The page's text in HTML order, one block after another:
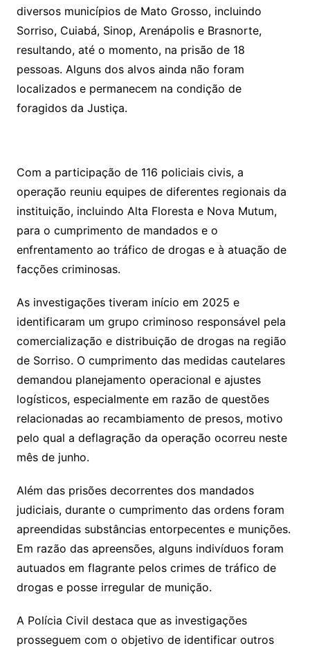
diversos municípios de Mato Grosso, incluindo
Sorriso, Cuiabá, Sinop, Arenápolis e Brasnorte,
resultando, até o momento, na prisão de 18
pessoas. Alguns dos alvos ainda não foram
localizados e permanecem na condição de
foragidos da Justiça.
Com a participação de 116 policiais civis, a
operação reuniu equipes de diferentes regionais da
instituição, incluindo Alta Floresta e Nova Mutum,
para o cumprimento de mandados e o
enfrentamento ao tráfico de drogas e à atuação de
facções criminosas.
As investigações tiveram início em 2025 e
identificaram um grupo criminoso responsável pela
comercialização e distribuição de drogas na região
de Sorriso. O cumprimento das medidas cautelares
demandou planejamento operacional e ajustes
logísticos, especialmente em razão de questões
relacionadas ao recambiamento de presos, motivo
pelo qual a deflagração da operação ocorreu neste
mês de junho.
Além das prisões decorrentes dos mandados
judiciais, durante o cumprimento das ordens foram
apreendidas substâncias entorpecentes e munições.
Em razão das apreensões, alguns indivíduos foram
autuados em flagrante pelos crimes de tráfico de
drogas e posse irregular de munição.
A Polícia Civil destaca que as investigações
prosseguem com o objetivo de identificar outros